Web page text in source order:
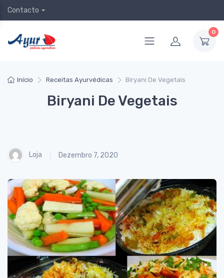
Contacto
0
Início Receitas Ayurvédicas Biryani De Vegetais
Biryani De Vegetais
Loja Dezembro 7, 2020